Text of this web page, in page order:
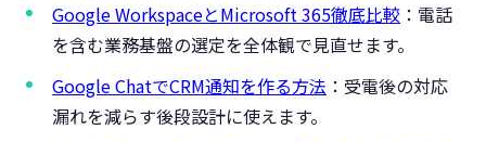
Google WorkspaceとMicrosoft 365徹底比較 ：電話
を含む業務基盤の選定を全体観で見直せます。
Google ChatでCRM通知を作る方法 ：受電後の対応
漏れを減らす後段設計に使えます。